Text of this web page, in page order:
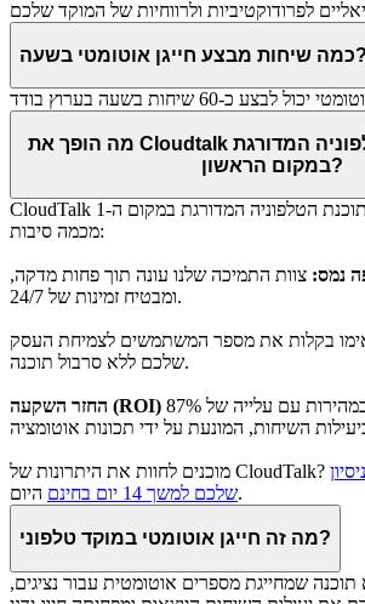
כמה שיחות מבצע חייגן אוטומטי בשעה?
מה הופך את Cloudtalk לתוכנת מוקד הטלפוניה המדורגת
במקום הראשון?
CloudTalk מייחדת את עצמה כתוכנת הטלפוניה המדורגת במקום ה-1
מכמה סיבות:
נמס: צוות התמיכה שלנו עונה תוך פחות מדקה,
ומבטיח זמינות של 24/7.
בקלות את מספר המשתמשים לצמיחת העסק
שלכם ללא סרבול תוכנה.
השיגו יעדים במהירות עם עלייה של 87%
שלכם למשך 14 יום בחינםהיום.
מה זה חייגן אוטומטי במוקד טלפוני?
תוכנה שמחייגת מספרים אוטומטית עבור נציגים,